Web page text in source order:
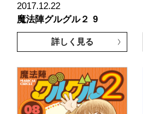
2017.12.22
魔法陣グルグル２ 9
詳しく見る